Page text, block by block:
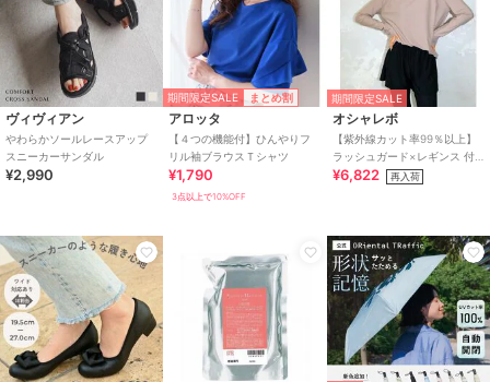
ヴィヴィアン
やわらかソールレースアップ
スニーカーサンダル
¥2,990
期間限定SALE まとめ割
アロッタ
【４つの機能付】ひんやりフ
リル袖ブラウスＴシャツ
¥1,790
3点以上で10%OFF
期間限定SALE
オシャレボ
【紫外線カット率99％以上】
ラッシュガード×レギンス 付
き タンキニ
¥6,822 再入荷